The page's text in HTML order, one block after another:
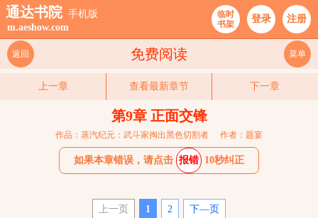
通达书院 手机版
m.aeshow.com
临时
书架
登录 注册
免费阅读
返回 菜单
上一章 查看最新章节 下一章
第9章 正面交锋
作品：蒸汽纪元：武斗家掏出黑色切割者 作者：题宴
如果本章错误，请点击 报错 10秒纠正
上一页 1 2 下—页